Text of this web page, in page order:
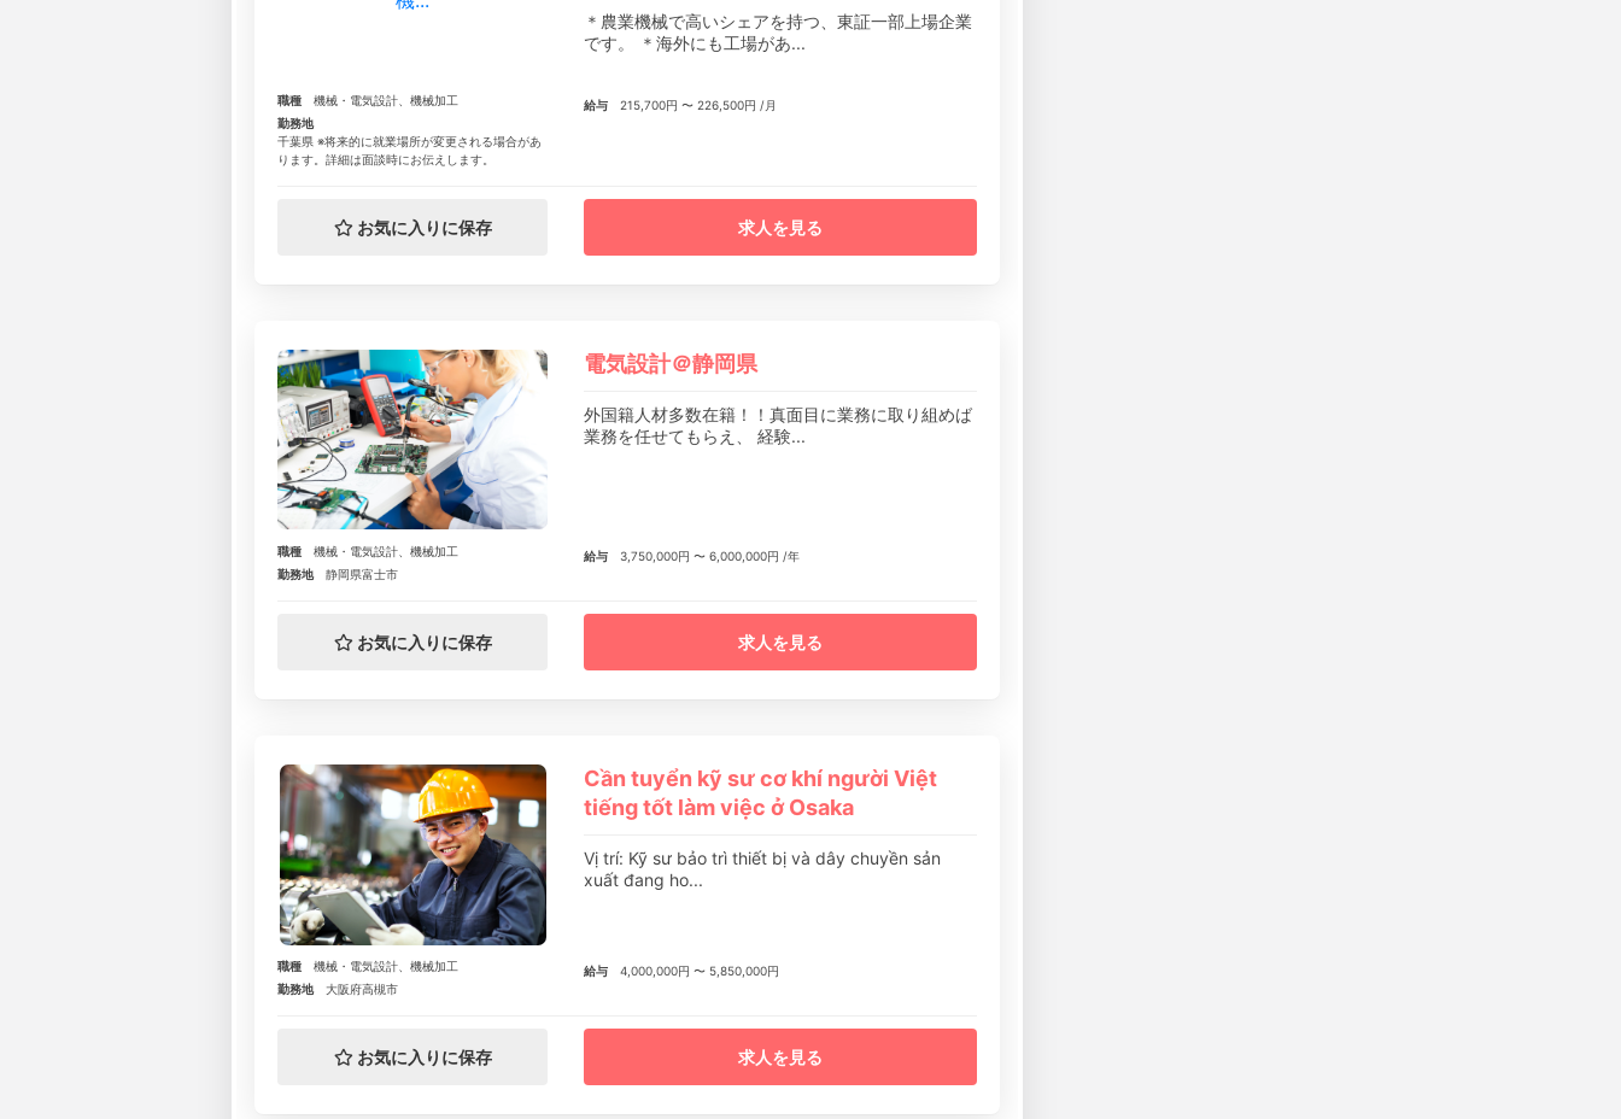
＊農業機械で高いシェアを持つ、東証一部上場企業
です。 ＊海外にも工場があ...
職種
機械・電気設計、機械加工
勤務地
千葉県 ※将来的に就業場所が変更される場合があ
ります。詳細は面談時にお伝えします。
給与 215,700円 〜 226,500円 /月
お気に入りに保存 求人を見る
電気設計＠静岡県
外国籍人材多数在籍！！真面目に業務に取り組めば
業務を任せてもらえ、 経験...
職種
機械・電気設計、機械加工
勤務地
静岡県富士市
給与 3,750,000円 〜 6,000,000円 /年
お気に入りに保存 求人を見る
Cần tuyển kỹ sư cơ khí người Việt
tiếng tốt làm việc ở Osaka
Vị trí: Kỹ sư bảo trì thiết bị và dây chuyền sản
xuất đang ho...
職種
機械・電気設計、機械加工
勤務地
大阪府高槻市
給与 4,000,000円 〜 5,850,000円
お気に入りに保存 求人を見る